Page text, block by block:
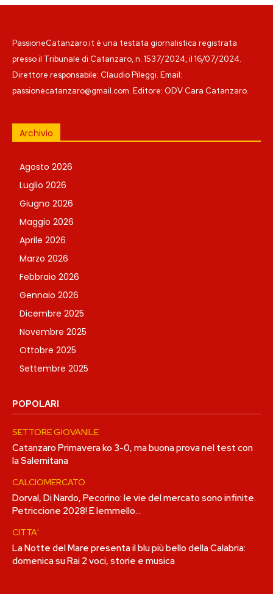
PassioneCatanzaro.it è una testata giornalistica registrata
presso il Tribunale di Catanzaro, n. 1537/2024, il 16/07/2024.
Direttore responsabile: Claudio Pileggi. Email:
passionecatanzaro@gmail.com. Editore: ODV Cara Catanzaro.
Archivio
Agosto 2026
Luglio 2026
Giugno 2026
Maggio 2026
Aprile 2026
Marzo 2026
Febbraio 2026
Gennaio 2026
Dicembre 2025
Novembre 2025
Ottobre 2025
Settembre 2025
POPOLARI
SETTORE GIOVANILE
Catanzaro Primavera ko 3-0, ma buona prova nel test con
la Salernitana
CALCIOMERCATO
Dorval, Di Nardo, Pecorino: le vie del mercato sono infinite.
Petriccione 2028! E Iemmello…
CITTA'
La Notte del Mare presenta il blu più bello della Calabria:
domenica su Rai 2 voci, storie e musica